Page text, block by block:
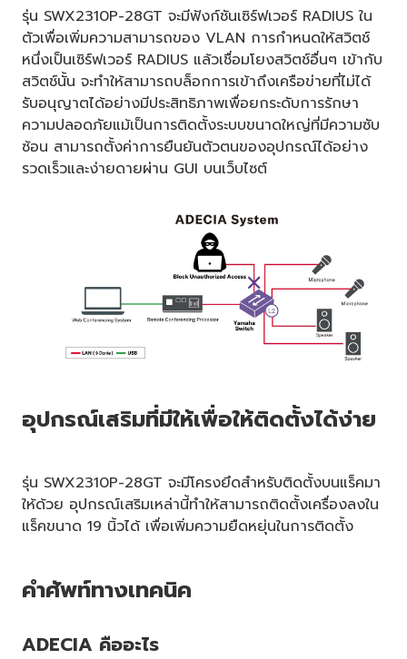
รุ่น SWX2310P-28GT จะมีฟังก์ชันเซิร์ฟเวอร์ RADIUS ใน
ตัวเพื่อเพิ่มความสามารถของ VLAN การกำหนดให้สวิตช์
หนึ่งเป็นเซิร์ฟเวอร์ RADIUS แล้วเชื่อมโยงสวิตช์อื่นๆ เข้ากับ
สวิตช์นั้น จะทำให้สามารถบล็อกการเข้าถึงเครือข่ายที่ไม่ได้
รับอนุญาตได้อย่างมีประสิทธิภาพเพื่อยกระดับการรักษา
ความปลอดภัยแม้เป็นการติดตั้งระบบขนาดใหญ่ที่มีความซับ
ซ้อน สามารถตั้งค่าการยืนยันตัวตนของอุปกรณ์ได้อย่าง
รวดเร็วและง่ายดายผ่าน GUI บนเว็บไซต์
อุปกรณ์เสริมที่มีให้เพื่อให้ติดตั้งได้ง่าย
รุ่น SWX2310P-28GT จะมีโครงยึดสำหรับติดตั้งบนแร็คมา
ให้ด้วย อุปกรณ์เสริมเหล่านี้ทำให้สามารถติดตั้งเครื่องลงใน
แร็คขนาด 19 นิ้วได้ เพื่อเพิ่มความยืดหยุ่นในการติดตั้ง
คำศัพท์ทางเทคนิค
ADECIA คืออะไร